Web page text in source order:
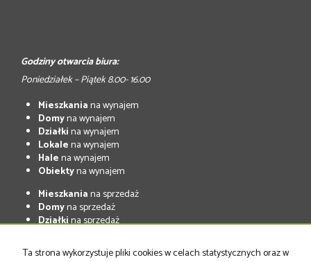
Godziny otwarcia biura:
Poniedziałek – Piątek 8.00- 16.00
Mieszkaniana wynajem
Domyna wynajem
Działkina wynajem
Lokalena wynajem
Halena wynajem
Obiektyna wynajem
Mieszkaniana sprzedaż
Domyna sprzedaż
Działkina sprzedaż
Halena sprzedaż
Ta strona wykorzystuje pliki cookies w celach statystycznych oraz w